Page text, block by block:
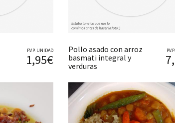
P.V.P. UNIDAD
1,95€
Pollo asado con arroz
basmati integral y
verduras